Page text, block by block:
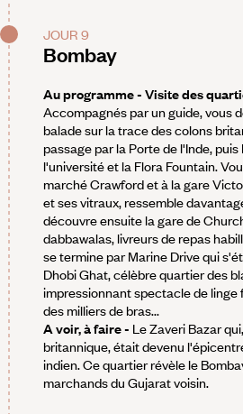
JOUR 9
Bombay
Au programme - Visite des
Accompagnés par un guide, vous
balade sur la trace des colons
passage par la Porte de l'Inde,
l'université et la Flora Fountain.
marché Crawford et à la gare
et ses vitraux, ressemble
découvre ensuite la gare de
dabbawalas, livreurs de repas
se termine par Marine Drive qui
Dhobi Ghat, célèbre quartier des
impressionnant spectacle de
des milliers de bras...
A voir, à faire - Le Zaveri Bazar
britannique, était devenu
indien. Ce quartier révèle le
marchands du Gujarat voisin.